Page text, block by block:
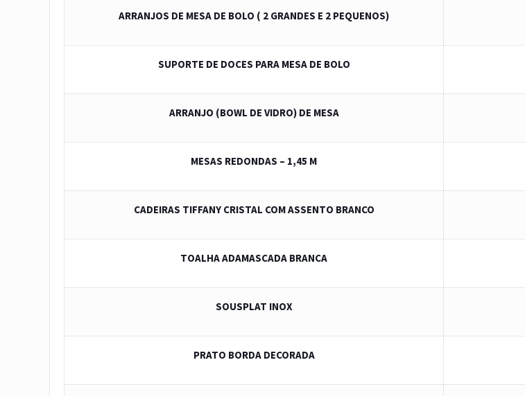
ARRANJOS DE MESA DE BOLO ( 2 GRANDES E 2 PEQUENOS)
SUPORTE DE DOCES PARA MESA DE BOLO
ARRANJO (BOWL DE VIDRO) DE MESA
MESAS REDONDAS – 1,45 M
CADEIRAS TIFFANY CRISTAL COM ASSENTO BRANCO
TOALHA ADAMASCADA BRANCA
SOUSPLAT INOX
PRATO BORDA DECORADA